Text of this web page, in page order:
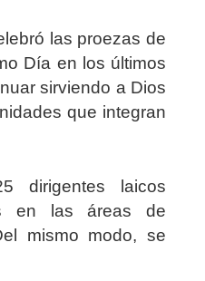
las proezas de
Día en los últimos
sirviendo a Dios
que integran
dirigentes laicos
en las áreas de
mismo modo, se